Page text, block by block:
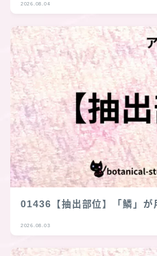
2026.08.04
01436【抽出部位】「鱗」が
2026.08.03